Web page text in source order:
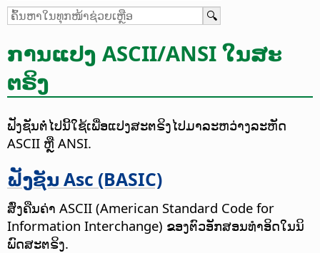
ການແປງ ASCII/ANSI ໃນສະ
ຕຣິງ
ຟັງຊັນຕໍ່ໄປນີ້ໃຊ້ເພື່ອແປງສະຕຣິງໄປມາລະຫວ່າງລະຫັດ
ASCII ຫຼື ANSI.
ຟັງຊັນ Asc (BASIC)
ສົ່ງຄືນຄ່າ ASCII (American Standard Code for
Information Interchange) ຂອງຕົວອັກສອນທຳອິດໃນນິ
ພົດສະຕຣິງ.